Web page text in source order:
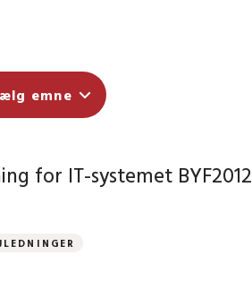
emne
for IT-systemet BYF2012